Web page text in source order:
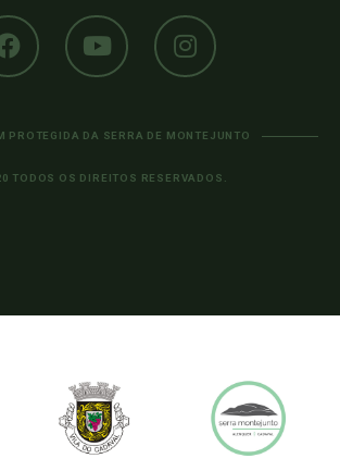
PROTEGIDA DA SERRA DE MONTEJUNTO
TODOS OS DIREITOS RESERVADOS.